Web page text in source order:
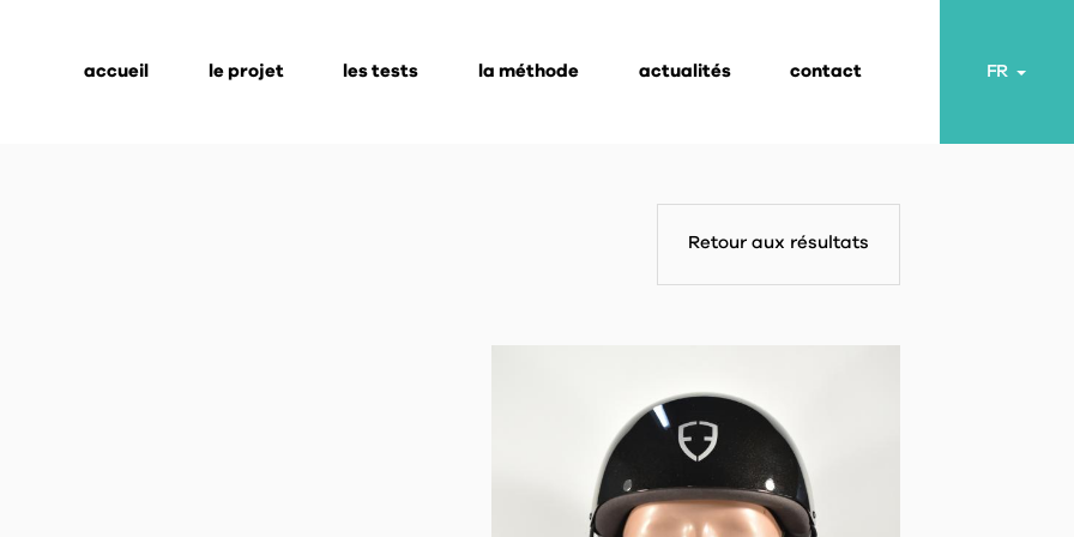
accueil le projet les tests la méthode actualités contact FR
Retour aux résultats